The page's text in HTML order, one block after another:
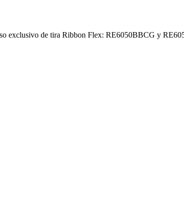
exclusivo de tira Ribbon Flex: RE6050BBCG y